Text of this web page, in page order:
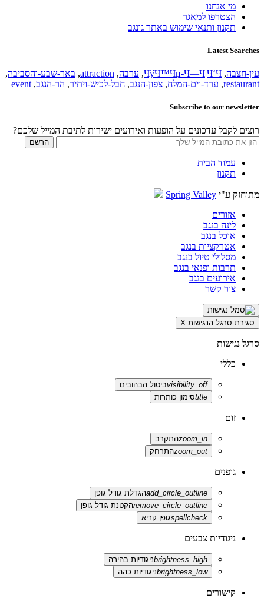
מי אנחנו
הצטרפו למאגר
תקנון ותנאי שימוש באתר גונגב
Latest Searches
עין-חצבה,
ЧўЧ™Чџ-Ч—Ч¦Ч‘Ч
, ערבה,
attraction
, באר-שבע-והסביבה,
restaurant
, ערד-וים-המלח, צפון-הנגב, חבל-לכיש-ויתיר, הר-הנגב,
event
Subscribe to our newsletter
רוצים לקבל עדכונים על הופעות ואירועים ישירות לתיבת המייל שלכם?
עמוד הבית
תקנון
מתוחזק ע"י Spring Valley
אזורים
לינה בנגב
אוכל בנגב
אטרקציות בנגב
מסלולי טיול בנגב
תרבות ופנאי בנגב
אירועים בנגב
צור קשר
סגירת סרגל הנגישות X
סרגל נגישות
כללי
visibility_offביטול הבהובים
titleסימון כותרות
זום
zoom_inהתקרב
zoom_outהתרחק
גופנים
add_circle_outlineהגדלת גודל גופן
remove_circle_outlineהקטנת גודל גופן
spellcheckגופן קריא
ניגודיות צבעים
brightness_highניגודיות בהירה
brightness_lowניגודיות כהה
קישורים